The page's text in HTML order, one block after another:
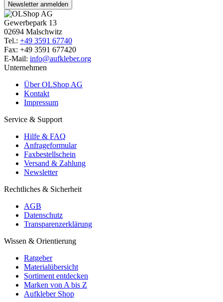
Newsletter anmelden
Gewerbepark 13
02694 Malschwitz
Tel.: +49 3591 67740
Fax: +49 3591 677420
E-Mail: info@aufkleber.org
Unternehmen
Über OLShop AG
Kontakt
Impressum
Service & Support
Hilfe & FAQ
Anfrageformular
Faxbestellschein
Versand & Zahlung
Newsletter
Rechtliches & Sicherheit
AGB
Datenschutz
Transparenzerklärung
Wissen & Orientierung
Ratgeber
Materialübersicht
Sortiment entdecken
Marken von A bis Z
Aufkleber Shop